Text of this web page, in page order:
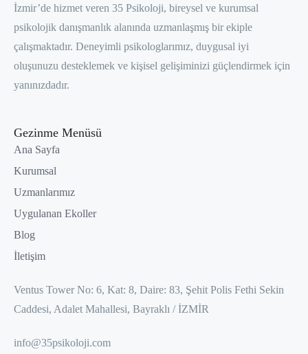
İzmir’de hizmet veren 35 Psikoloji, bireysel ve kurumsal
psikolojik danışmanlık alanında uzmanlaşmış bir ekiple
çalışmaktadır. Deneyimli psikologlarımız, duygusal iyi
oluşunuzu desteklemek ve kişisel gelişiminizi güçlendirmek için
yanınızdadır.
Gezinme Menüsü
Ana Sayfa
Kurumsal
Uzmanlarımız
Uygulanan Ekoller
Blog
İletişim
Ventus Tower No: 6, Kat: 8, Daire: 83, Şehit Polis Fethi Sekin
Caddesi, Adalet Mahallesi, Bayraklı / İZMİR
info@35psikoloji.com